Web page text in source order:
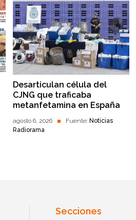
Desarticulan célula del
CJNG que traficaba
metanfetamina en España
agosto 6, 2026 Fuente:Noticias
Radiorama
Secciones